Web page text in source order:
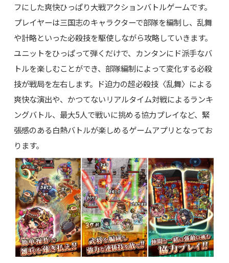
フにした爽快ひっぱり大戦アクションバトルゲームです。
プレイヤーは三国志のキャラクターで部隊を編制し、乱舞
や計略といった必殺技を駆使しながら攻略していきます。
ユニットをひっぱって弾くだけで、カンタンにド派手なバ
トルを楽しむことができ、部隊編制によって変化する必殺
技が戦局を左右します。ド迫力の超必殺技〈乱舞〉による
爽快な演出や、かつてないリアルタイム対戦によるランキ
ングバトル、最大5人で戦いに挑める協力プレイなど、緊
張感のある白熱バトルが楽しめるゲームアプリとなってお
ります。